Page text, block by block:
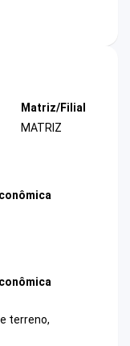
Matriz/Filial
MATRIZ
terreno,